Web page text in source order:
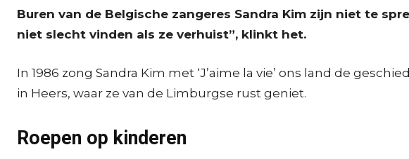
Buren van de Belgische zangeres Sandra Kim zijn niet te
niet slecht vinden als ze verhuist”, klinkt het.
In 1986 zong Sandra Kim met ‘J’aime la vie’ ons land de
in Heers, waar ze van de Limburgse rust geniet.
Roepen op kinderen